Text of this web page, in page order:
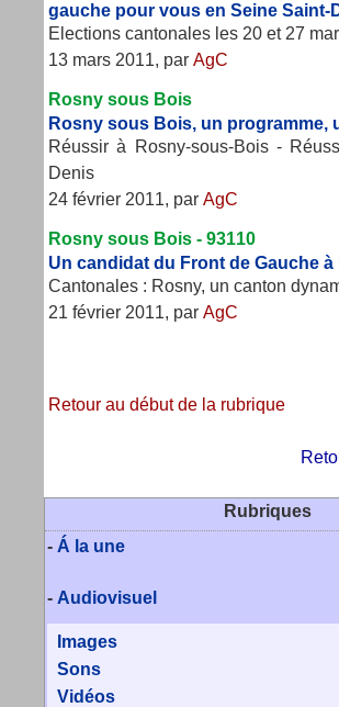
gauche pour vous en Seine Saint-
Elections cantonales les 20 et 27
13 mars 2011, par AgC
Rosny sous Bois
Rosny sous Bois, un programme,
Réussir à Rosny-sous-Bois -
Denis
24 février 2011, par AgC
Rosny sous Bois - 93110
Un candidat du Front de Gauche
Cantonales : Rosny, un canton
21 février 2011, par AgC
Retour au début de la rubrique
Rubriques
- Á la une
- Audiovisuel
Images
Sons
Vidéos